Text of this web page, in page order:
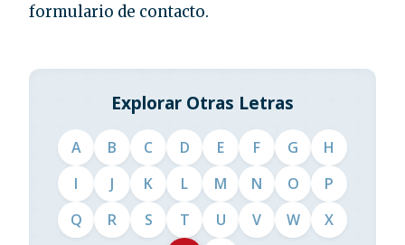
formulario de contacto.
Explorar Otras Letras
A B C D E F G
H
I
J K L M N O
P
Q
R S T U V W
X